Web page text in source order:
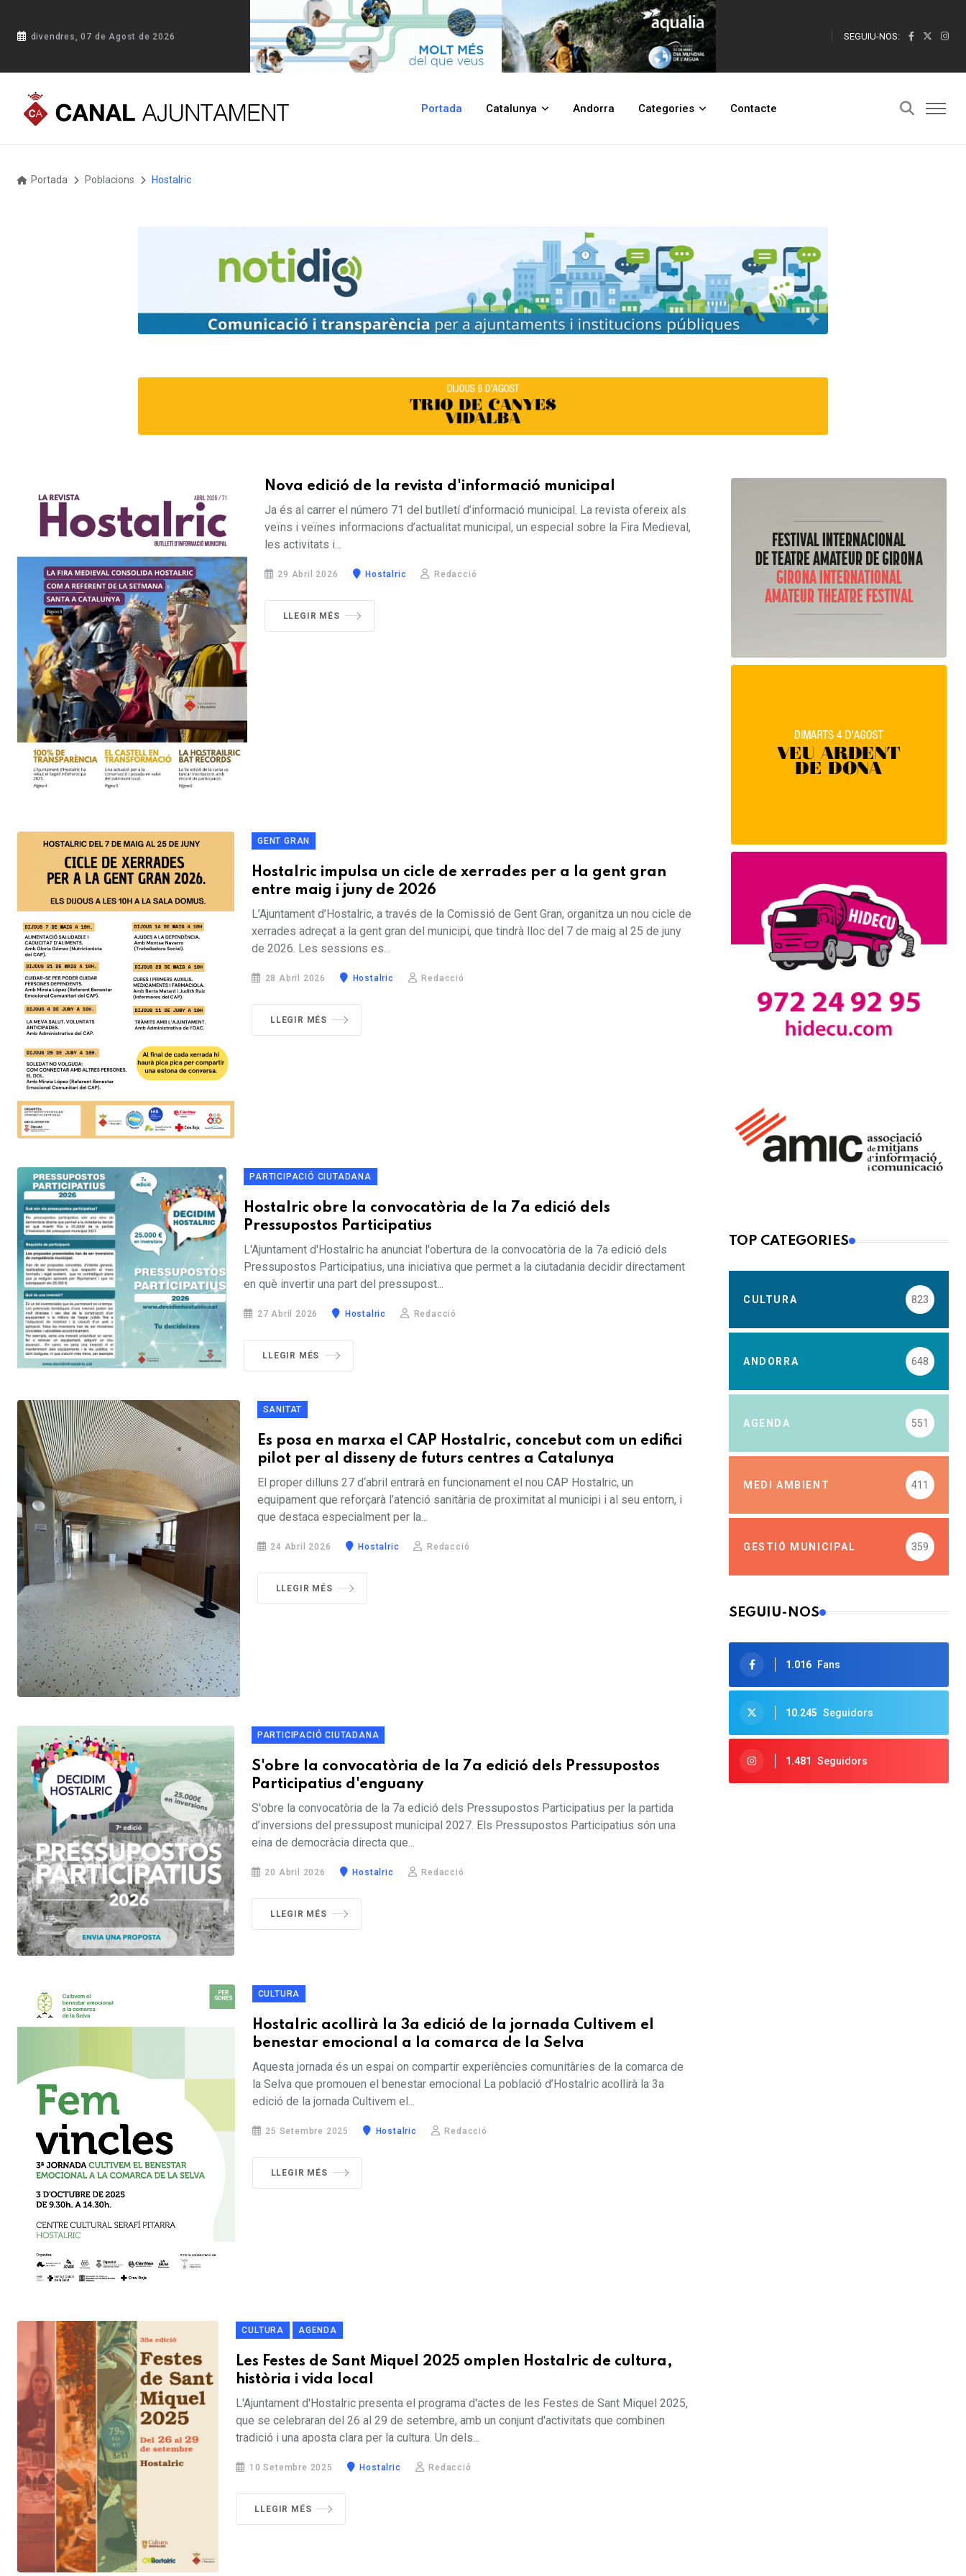
divendres, 07 de Agost de 2026 SEGUIU-NOS:
Portada Catalunya Andorra Categories Contacte
Portada Poblacions Hostalric
Nova edició de la revista d'informació municipal
Ja és al carrer el número 71 del butlletí d’informació municipal. La revista ofereix als
veïns i veïnes informacions d’actualitat municipal, un especial sobre la Fira Medieval,
les activitats i...
29 Abril 2026 Hostalric Redacció
LLEGIR MÉS
GENT GRAN
Hostalric impulsa un cicle de xerrades per a la gent gran
entre maig i juny de 2026
L’Ajuntament d’Hostalric, a través de la Comissió de Gent Gran, organitza un nou cicle de
xerrades adreçat a la gent gran del municipi, que tindrà lloc del 7 de maig al 25 de juny
de 2026. Les sessions es...
28 Abril 2026 Hostalric Redacció
LLEGIR MÉS
PARTICIPACIÓ CIUTADANA
Hostalric obre la convocatòria de la 7a edició dels
Pressupostos Participatius
L'Ajuntament d'Hostalric ha anunciat l'obertura de la convocatòria de la 7a edició dels
Pressupostos Participatius, una iniciativa que permet a la ciutadania decidir directament
en què invertir una part del pressupost...
27 Abril 2026 Hostalric Redacció
LLEGIR MÉS
SANITAT
Es posa en marxa el CAP Hostalric, concebut com un edifici
pilot per al disseny de futurs centres a Catalunya
El proper dilluns 27 d‘abril entrarà en funcionament el nou CAP Hostalric, un
equipament que reforçarà l’atenció sanitària de proximitat al municipi i al seu entorn, i
que destaca especialment per la...
24 Abril 2026 Hostalric Redacció
LLEGIR MÉS
PARTICIPACIÓ CIUTADANA
S'obre la convocatòria de la 7a edició dels Pressupostos
Participatius d'enguany
S'obre la convocatòria de la 7a edició dels Pressupostos Participatius per la partida
d’inversions del pressupost municipal 2027. Els Pressupostos Participatius són una
eina de democràcia directa que...
20 Abril 2026 Hostalric Redacció
LLEGIR MÉS
CULTURA
Hostalric acollirà la 3a edició de la jornada Cultivem el
benestar emocional a la comarca de la Selva
Aquesta jornada és un espai on compartir experiències comunitàries de la comarca de
la Selva que promouen el benestar emocional La població d’Hostalric acollirà la 3a
edició de la jornada Cultivem el...
25 Setembre 2025 Hostalric Redacció
LLEGIR MÉS
CULTURA AGENDA
Les Festes de Sant Miquel 2025 omplen Hostalric de cultura,
història i vida local
L'Ajuntament d'Hostalric presenta el programa d'actes de les Festes de Sant Miquel 2025,
que se celebraran del 26 al 29 de setembre, amb un conjunt d'activitats que combinen
tradició i una aposta clara per la cultura. Un dels...
10 Setembre 2025 Hostalric Redacció
LLEGIR MÉS
TOP CATEGORIES
CULTURA 823
ANDORRA 648
AGENDA 551
MEDI AMBIENT 411
GESTIÓ MUNICIPAL 359
SEGUIU-NOS
1.016 Fans
10.245 Seguidors
1.481 Seguidors